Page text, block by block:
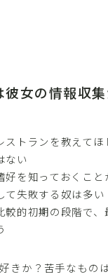
女の情報収集
ストランを教えてほ
ない
を知っておくこと
て失敗する奴は多い
較的初期の段階で
きか？苦手なもの